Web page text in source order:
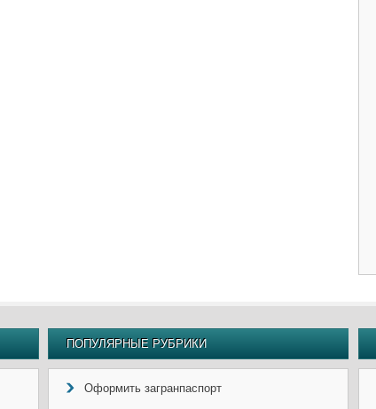
ПОПУЛЯРНЫЕ РУБРИКИ
Оформить загранпаспорт